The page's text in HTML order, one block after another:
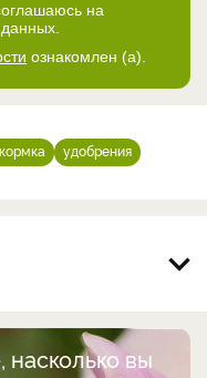
на
ознакомлен (а).
удобрения
насколько вы